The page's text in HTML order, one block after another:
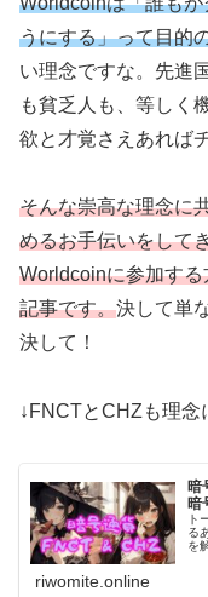
うにする」って目的
い理念ですな。先進
も貧乏人も、等しく
欲と才覚さえあれば
そんな崇高な理念に
めるお手伝いをして
Worldcoinに参加す
記事です。決して単
決して！
↓FNCTとCHZも理念
暗
暗
ト
る
を
riwomite.online